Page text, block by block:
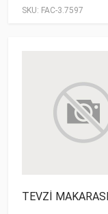
SKU: FAC-3.7597
TEVZİ MAKARASI